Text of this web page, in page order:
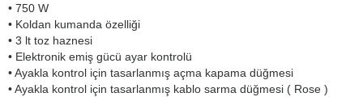
• 750 W
• Koldan kumanda özelliği
• 3 lt toz haznesi
• Elektronik emiş gücü ayar kontrolü
• Ayakla kontrol için tasarlanmış açma kapama düğmesi
• Ayakla kontrol için tasarlanmış kablo sarma düğmesi ( Rose )